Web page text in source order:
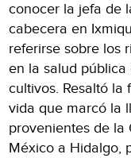
conocer la jefa de
cabecera en
referirse sobre los
en la salud pública
cultivos. Resaltó
vida que marcó la
provenientes de la
México a Hidalgo,